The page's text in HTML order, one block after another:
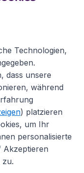
Technologien,
dass unsere
während
) platzieren
um Ihr
personalisierte
Akzeptieren
zu.